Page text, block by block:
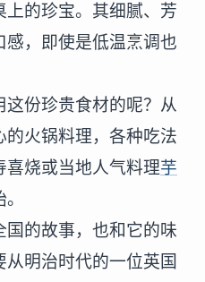
上的珍宝。其细腻、芳
感，即使是低温烹调也
份珍贵食材的呢？从
的火锅料理，各种吃法
烧或当地人气料理芋
国的故事，也和它的味
明治时代的一位英国